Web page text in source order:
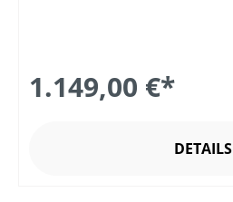
1.149,00 €*
DETAILS